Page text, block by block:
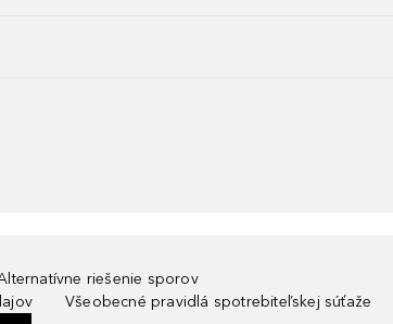
riešenie sporov
Všeobecné pravidlá spotrebiteľskej súťaže